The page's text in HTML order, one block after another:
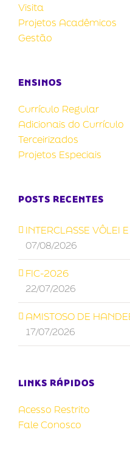
Visita
Projetos Acadêmicos
Gestão
ENSINOS
Currículo Regular
Adicionais do Currículo
Terceirizados
Projetos Especiais
POSTS RECENTES
INTERCLASSE VÔLEI
07/08/2026
FIC-2026
22/07/2026
AMISTOSO DE
17/07/2026
LINKS RÁPIDOS
Acesso Restrito
Fale Conosco